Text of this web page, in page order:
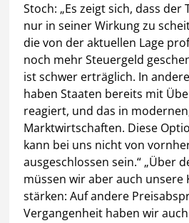
Stoch: „Es zeigt sich, dass
nur in seiner Wirkung zu
die von der aktuellen Lage
noch mehr Steuergeld
ist schwer erträglich. In
haben Staaten bereits mit
reagiert, und das in
Marktwirtschaften. Diese
kann bei uns nicht von
ausgeschlossen sein.“ „Über
müssen wir aber auch unsere
stärken: Auf andere
Vergangenheit haben wir